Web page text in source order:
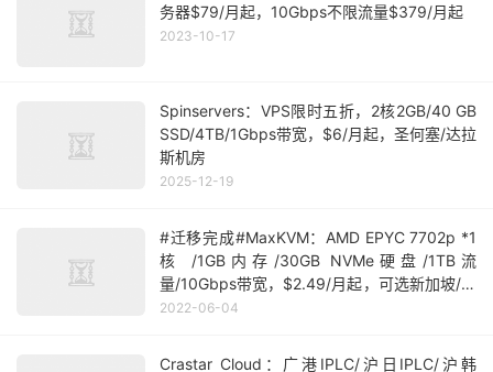
务器$79/月起，10Gbps不限流量$379/月起
2023-10-17
Spinservers：VPS限时五折，2核2GB/40 GB
SSD/4TB/1Gbps带宽，$6/月起，圣何塞/达拉
斯机房
2025-12-19
#迁移完成#MaxKVM：AMD EPYC 7702p *1
核 /1GB内存/30GB NVMe硬盘/1TB流
量/10Gbps带宽，$2.49/月起，可选新加坡/洛
杉矶/达拉斯/纽约/荷兰机房
2022-06-04
Crastar Cloud：广港IPLC/沪日IPLC/沪韩